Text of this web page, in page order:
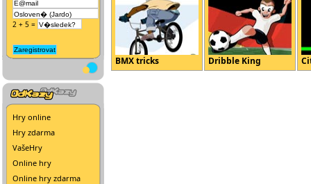
2 + 5 =
Hry online
Hry zdarma
VašeHry
Online hry
Online hry zdarma
BMX tricks Dribble King